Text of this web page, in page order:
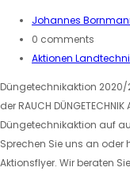
Johannes
0 comments
Aktionen
Düngetechnikaktion 2020/
der RAUCH
Düngetechnikaktion auf
Sprechen Sie uns an oder
Aktionsflyer. Wir beraten